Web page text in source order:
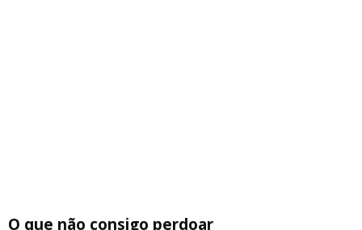
O que não consigo perdoar